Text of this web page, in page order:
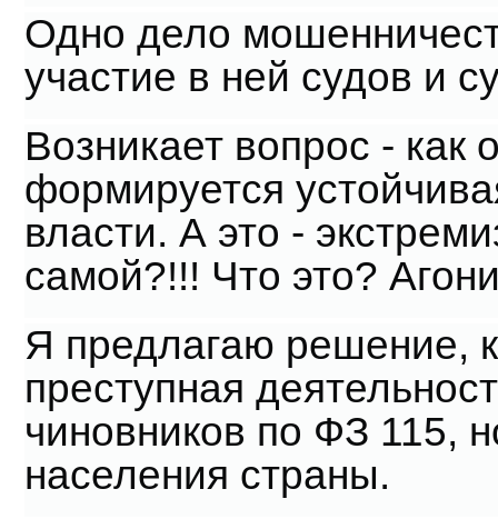
Одно дело
участие в ней судов и
Возникает вопрос - как
формируется
власти. А это -
самой?!!! Что это?
Я предлагаю решение,
преступная
чиновников по ФЗ 115,
населения страны.